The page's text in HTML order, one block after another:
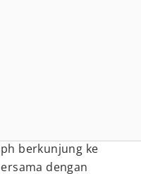
berkunjung ke
dengan